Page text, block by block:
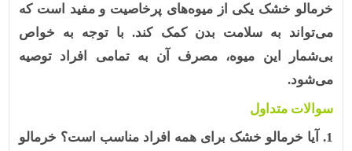
خرمالو خشک یکی از میوه‌های پرخاصیت و مفید است که
می‌تواند به سلامت بدن کمک کند. با توجه به خواص
بی‌شمار این میوه، مصرف آن به تمامی افراد توصیه
می‌شود.
سوالات متداول
آیا خرمالو خشک برای همه افراد مناسب است؟ خرمالو